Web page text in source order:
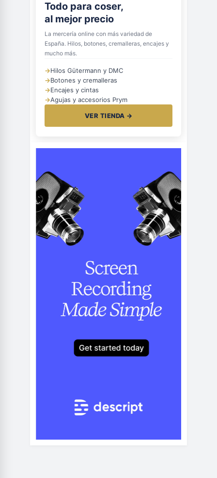
Todo para coser,
al mejor precio
La mercería online con más variedad de
España. Hilos, botones, cremalleras, encajes y
mucho más.
→Hilos Gütermann y DMC
→Botones y cremalleras
→Encajes y cintas
→Agujas y accesorios Prym
VER TIENDA →